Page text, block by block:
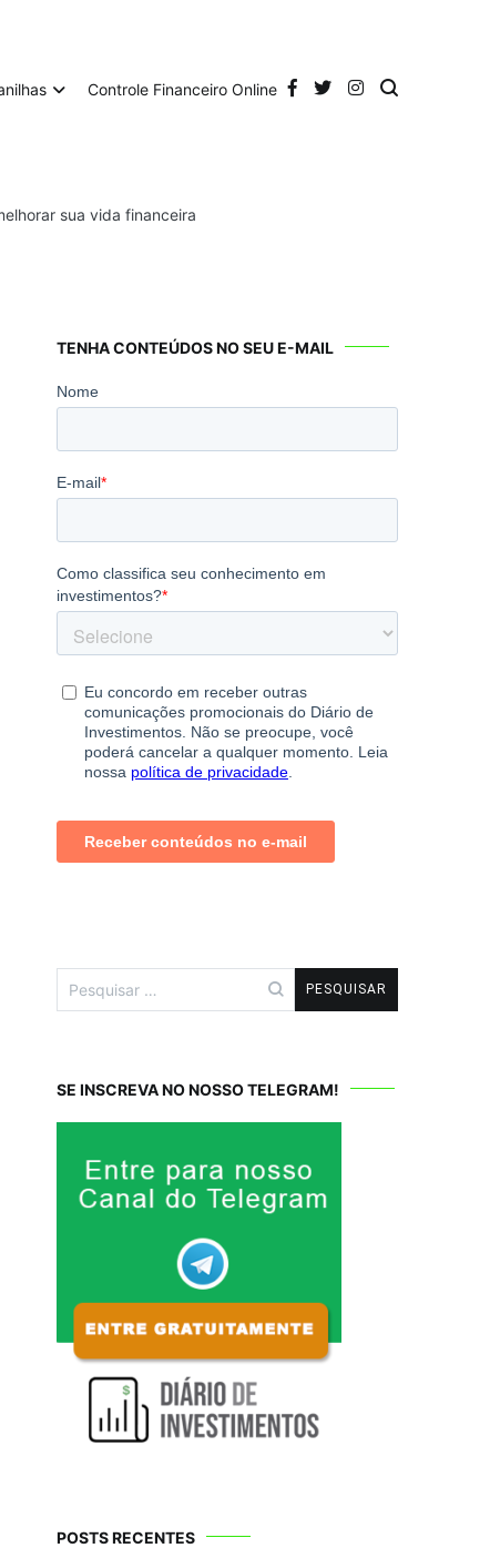
Controle Financeiro Online
sua vida financeira
TENHA CONTEÚDOS NO SEU E-MAIL
por:
SE INSCREVA NO NOSSO TELEGRAM!
POSTS RECENTES